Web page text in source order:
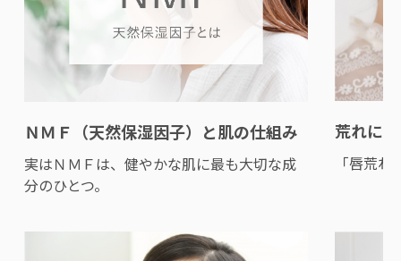
ＮＭＦ（天然保湿因子）と肌の仕組み
実はＮＭＦは、健やかな肌に最も大切な成
分のひとつ。
荒れに
「唇荒